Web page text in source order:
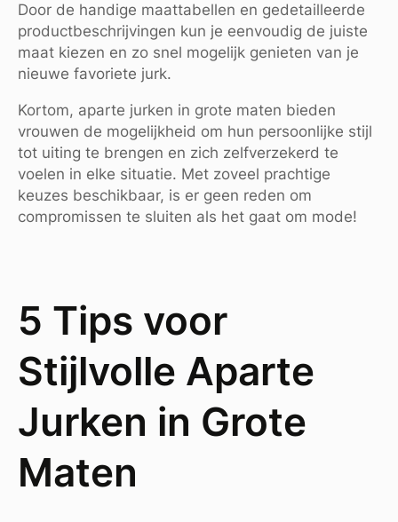
Door de handige maattabellen en gedetailleerde
productbeschrijvingen kun je eenvoudig de juiste
maat kiezen en zo snel mogelijk genieten van je
nieuwe favoriete jurk.
Kortom, aparte jurken in grote maten bieden
vrouwen de mogelijkheid om hun persoonlijke stijl
tot uiting te brengen en zich zelfverzekerd te
voelen in elke situatie. Met zoveel prachtige
keuzes beschikbaar, is er geen reden om
compromissen te sluiten als het gaat om mode!
5 Tips voor
Stijlvolle Aparte
Jurken in Grote
Maten